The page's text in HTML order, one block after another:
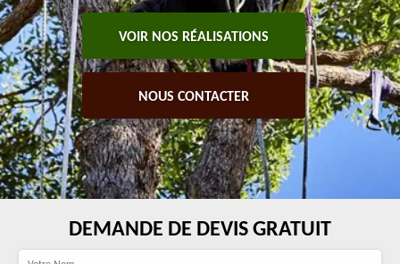
VOIR NOS RÉALISATIONS
NOUS CONTACTER
DEMANDE DE DEVIS GRATUIT